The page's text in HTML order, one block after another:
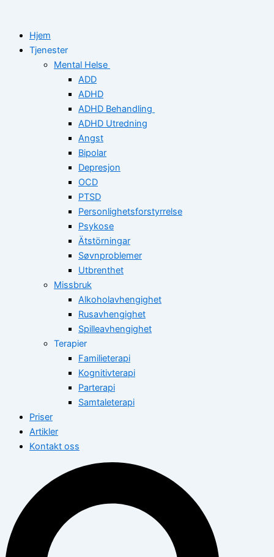
Hjem
Tjenester
Mental Helse
ADD
ADHD
ADHD Behandling
ADHD Utredning
Angst
Bipolar
Depresjon
OCD
PTSD
Personlighetsforstyrrelse
Psykose
Ätstörningar
Søvnproblemer
Utbrenthet
Missbruk
Alkoholavhengighet
Rusavhengighet
Spilleavhengighet
Terapier
Familieterapi
Kognitivterapi
Parterapi
Samtaleterapi
Priser
Artikler
Kontakt oss